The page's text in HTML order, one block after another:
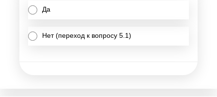
Да
Нет (переход к вопросу 5.1)